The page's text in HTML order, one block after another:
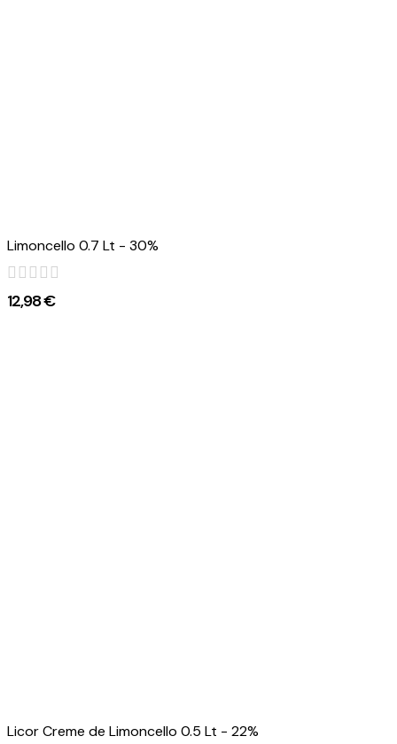
Limoncello 0.7 Lt - 30%
12,98 €
Licor Creme de Limoncello 0.5 Lt - 22%